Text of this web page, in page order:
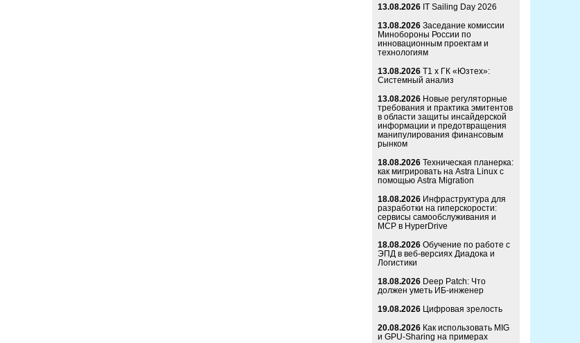
13.08.2026 IT Sailing Day 2026
13.08.2026 Заседание комиссии
Минобороны России по
инновационным проектам и
технологиям
13.08.2026 Т1 x ГК «Юзтех»:
Системный анализ
13.08.2026 Новые регуляторные
требования и практика эмитентов
в области защиты инсайдерской
информации и предотвращения
манипулирования финансовым
рынком
18.08.2026 Техническая планерка:
как мигрировать на Astra Linux с
помощью Astra Migration
18.08.2026 Инфраструктура для
разработки на гиперскорости:
сервисы самообслуживания и
MCP в HyperDrive
18.08.2026 Обучение по работе с
ЭПД в веб-версиях Диадока и
Логистики
18.08.2026 Deep Patch: Что
должен уметь ИБ-инженер
19.08.2026 Цифровая зрелость
20.08.2026 Как использовать MIG
и GPU-Sharing на примерах